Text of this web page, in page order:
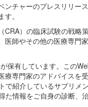
ンチャーのプレスリリ
。
CRA）の臨床試験の戦
医師やその他の医療専
保有しています。この
療専門家のアドバイス
で紹介しているサプリ
た情報をご自身の診断